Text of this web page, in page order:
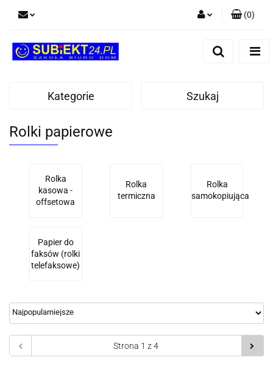
(0)
Kategorie Szukaj
Rolki papierowe
Rolka
kasowa -
offsetowa
Rolka
termiczna
Rolka
samokopiująca
Papier do
faksów (rolki
telefaksowe)